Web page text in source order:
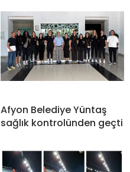
Afyon Belediye Yüntaş
sağlık kontrolünden geçti